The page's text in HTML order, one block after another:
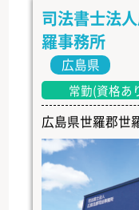
司法書士法
羅事務所
広島県
常勤(資格あ
広島県世羅郡世